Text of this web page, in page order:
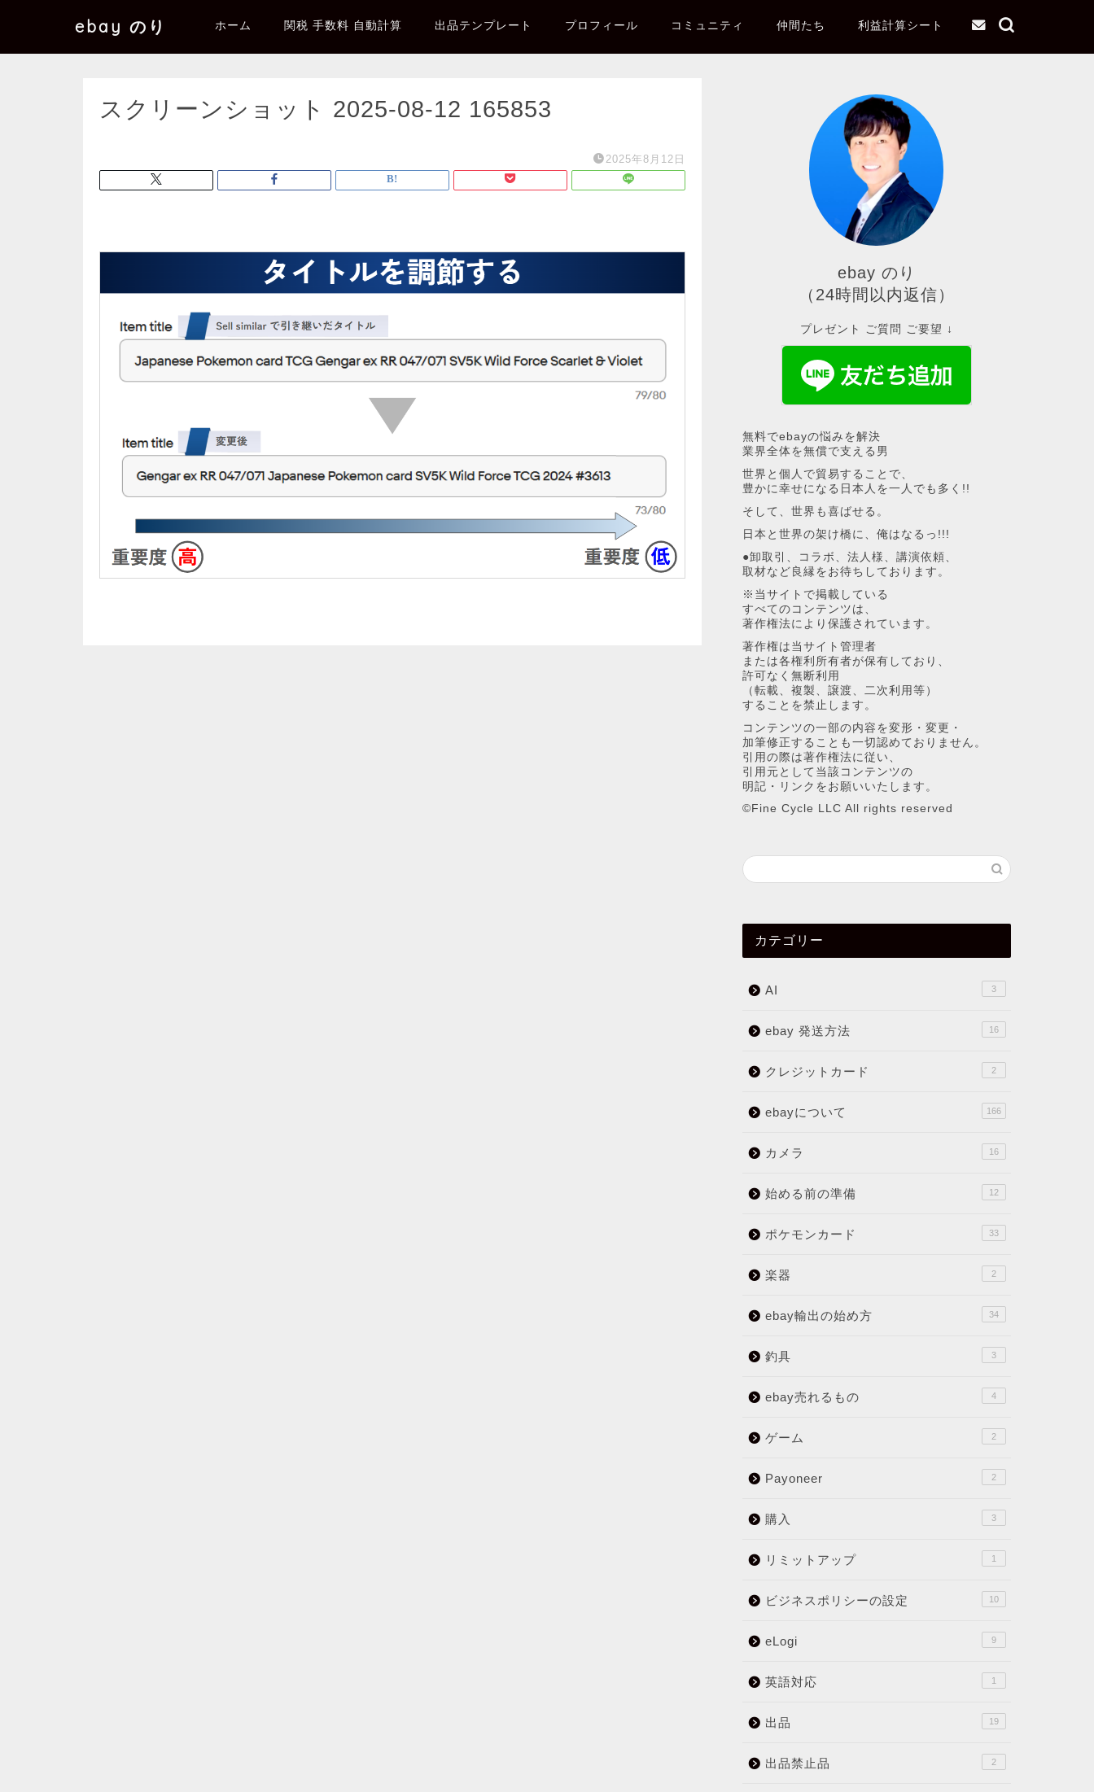
ebay のり ホーム 関税 手数料 自動計算 出品テンプレート プロフィール コミュニティ 仲間たち 利益計算シート
スクリーンショット 2025-08-12 165853
2025年8月12日
ebay のり
（24時間以内返信）
プレゼント ご質問 ご要望 ↓
無料でebayの悩みを解決
業界全体を無償で支える男
世界と個人で貿易することで、
豊かに幸せになる日本人を一人でも多く!!
そして、世界も喜ばせる。
日本と世界の架け橋に、俺はなるっ!!!
●卸取引、コラボ、法人様、講演依頼、
取材など良縁をお待ちしております。
※当サイトで掲載している
すべてのコンテンツは、
著作権法により保護されています。
著作権は当サイト管理者
または各権利所有者が保有しており、
許可なく無断利用
（転載、複製、譲渡、二次利用等）
することを禁止します。
コンテンツの一部の内容を変形・変更・
加筆修正することも一切認めておりません。
引用の際は著作権法に従い、
引用元として当該コンテンツの
明記・リンクをお願いいたします。
©︎Fine Cycle LLC All rights reserved
カテゴリー
AI 3
ebay 発送方法 16
クレジットカード 2
ebayについて 166
カメラ 16
始める前の準備 12
ポケモンカード 33
楽器 2
ebay輸出の始め方 34
釣具 3
ebay売れるもの 4
ゲーム 2
Payoneer 2
購入 3
リミットアップ 1
ビジネスポリシーの設定 10
eLogi 9
英語対応 1
出品 19
出品禁止品 2